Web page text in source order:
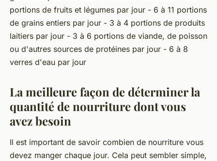
portions de fruits et légumes par jour - 6 à 11 portions
de grains entiers par jour - 3 à 4 portions de produits
laitiers par jour - 3 à 6 portions de viande, de poisson
ou d'autres sources de protéines par jour - 6 à 8
verres d'eau par jour
La meilleure façon de déterminer la
quantité de nourriture dont vous
avez besoin
Il est important de savoir combien de nourriture vous
devez manger chaque jour. Cela peut sembler simple,